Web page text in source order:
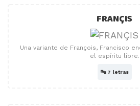
FRANÇIS
Una variante de François, Francisco
el espíritu libre.
🔤 7 letras